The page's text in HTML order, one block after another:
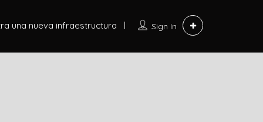
Sign In
una nueva infraestructura